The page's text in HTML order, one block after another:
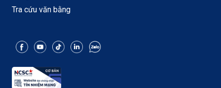
Tra cứu văn bằng